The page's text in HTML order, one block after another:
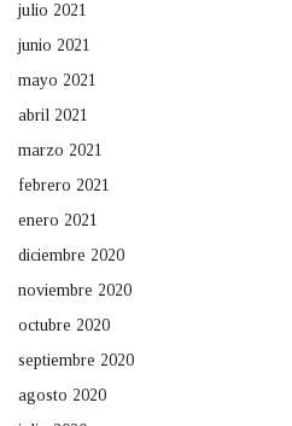
julio 2021
junio 2021
mayo 2021
abril 2021
marzo 2021
febrero 2021
enero 2021
diciembre 2020
noviembre 2020
octubre 2020
septiembre 2020
agosto 2020